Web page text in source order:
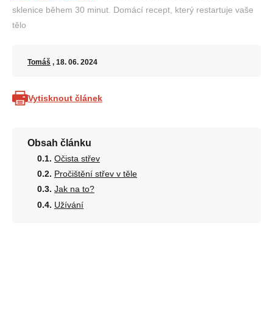
sklenice během 30 minut. Domácí recept, který restartuje vaše
tělo
Tomáš , 18. 06. 2024
Vytisknout článek
Obsah článku
Očista střev
Pročištění střev v těle
Jak na to?
Užívání